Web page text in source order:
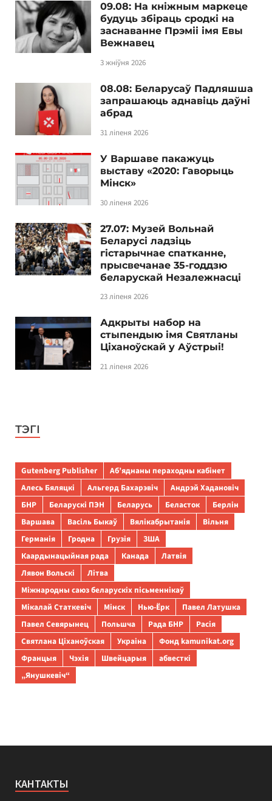
09.08: На кніжным маркеце
будуць збіраць сродкі на
заснаванне Прэміі імя Евы
Вежнавец
3 жніўня 2026
08.08: Беларусаў Падляшша
запрашаюць аднавіць даўні
абрад
31 ліпеня 2026
У Варшаве пакажуць
выставу «2020: Гаворыць
Мінск»
30 ліпеня 2026
27.07: Музей Вольнай
Беларусі ладзіць
гістарычнае спатканне,
прысвечанае 35-годдзю
беларускай Незалежнасці
23 ліпеня 2026
Адкрыты набор на
стыпендыю імя Святланы
Ціханоўскай у Аўстрыі!
21 ліпеня 2026
ТЭГІ
Gutenberg Publisher
Аб’яднаны пераходны кабінет
Алесь Бяляцкі
Альгерд Бахарэвіч
Андрэй Хадановіч
БНР
Беларускі ПЭН Беларусь Беласток
Берлін
Варшава
Васіль Быкаў Вялікабрытанія
Вільня
Германія
Гродна Грузія
ЗША
Каардынацыйная рада
Канада
Латвія
Лявон Вольскі
Літва
Міжнародны саюз беларускіх пісьменнікаў
Мікалай Статкевіч
Мінск Нью-Ёрк
Павел Латушка
Павел Севярынец
Польшча Рада БНР
Расія
Святлана Ціханоўская
Украіна
Фонд kamunikat.org
Францыя
Чэхія Швейцарыя
абвесткі
„Янушкевіч“
КАНТАКТЫ